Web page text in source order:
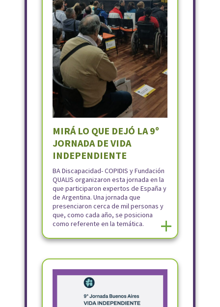
MIRÁ LO QUE DEJÓ LA 9º
JORNADA DE VIDA
INDEPENDIENTE
BA Discapacidad- COPIDIS y Fundación
QUALIS organizaron esta jornada en la
que participaron expertos de España y
de Argentina. Una jornada que
presenciaron cerca de mil personas y
que, como cada año, se posiciona
como referente en la temática.
+